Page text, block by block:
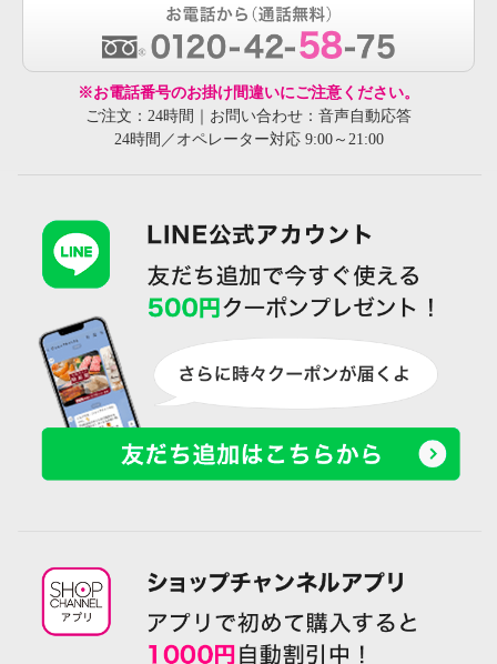
※お電話番号のお掛け間違いにご注意ください。
ご注文：24時間｜お問い合わせ：音声自動応答
24時間／オペレーター対応 9:00～21:00